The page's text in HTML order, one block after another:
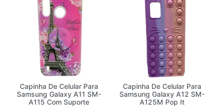
Capinha De Celular Para
Samsung Galaxy A11 SM-
A115 Com Suporte
Capinha De Celular Para
Samsung Galaxy A12 SM-
A125M Pop It